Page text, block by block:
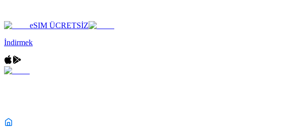
eSIM ÜCRETSİZ
İndirmek